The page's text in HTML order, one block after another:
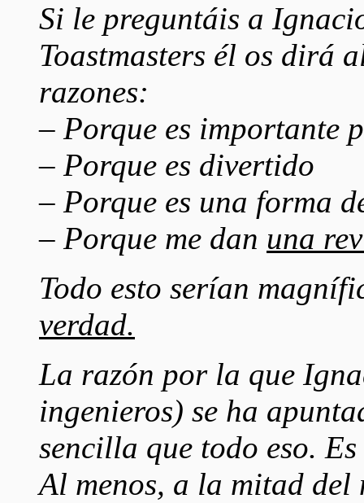
Si le preguntáis a
Toastmasters él os dirá
razones:
– Porque es importante
– Porque es divertido
– Porque es una forma
– Porque me dan una
Todo esto serían
verdad.
La razón por la que
ingenieros) se ha
sencilla que todo eso.
Al menos, a la mitad